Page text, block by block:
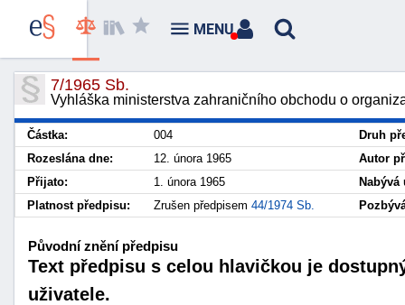
7/1965 Sb.
Vyhláška ministerstva zahraničního obchodu o
Částka: 004
Druh
Rozeslána dne:
12. února 1965
Autor
Přijato:
1. února 1965
Platnost předpisu:
Zrušen předpisem 44/1974 Sb.
Původní znění předpisu
Text předpisu s celou hlavičkou je
uživatele.
MENU